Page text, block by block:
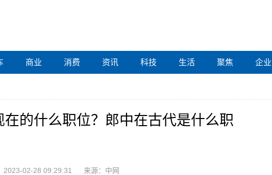
商业 消费 资讯 科技 生活 聚焦 企业
在的什么职位？郎中在古代是什么职
2023-02-28 09:29:31 来源：中网